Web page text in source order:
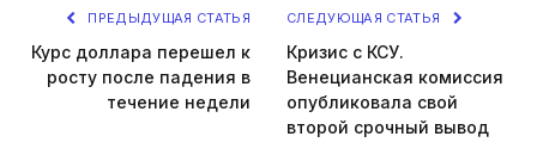
ПРЕДЫДУЩАЯ СТАТЬЯ
Курс доллара перешел к
росту после падения в
течение недели
СЛЕДУЮЩАЯ СТАТЬЯ
Кризис с КСУ.
Венецианская комиссия
опубликовала свой
второй срочный вывод